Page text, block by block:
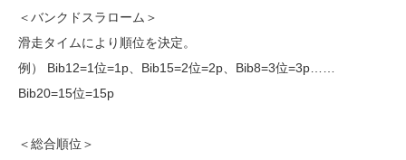
＜バンクドスラローム＞
滑走タイムにより順位を決定。
例） Bib12=1位=1p、Bib15=2位=2p、Bib8=3位=3p……
Bib20=15位=15p
＜総合順位＞